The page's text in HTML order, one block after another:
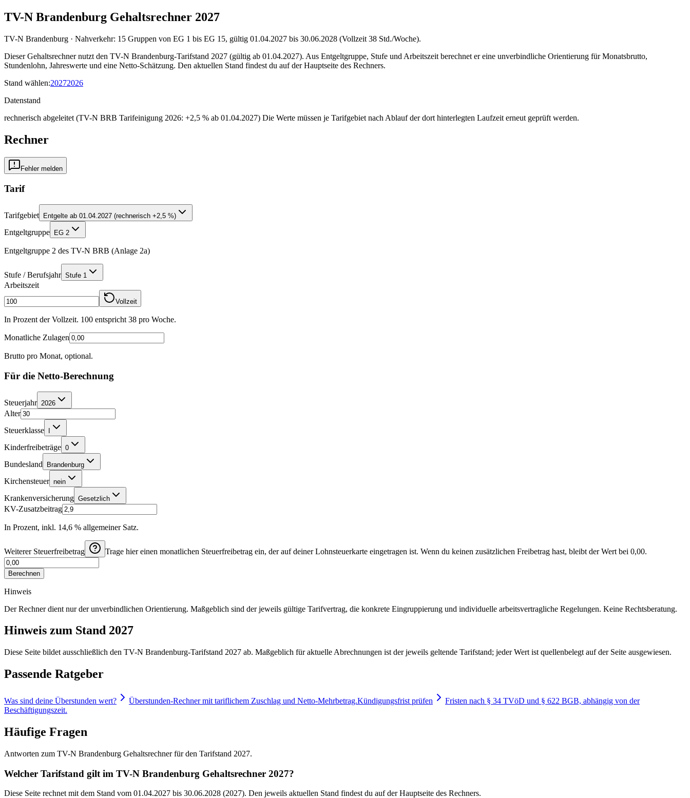
TV-N Brandenburg Gehaltsrechner 2027
TV-N Brandenburg · Nahverkehr: 15 Gruppen von EG 1 bis EG 15, gültig 01.04.2027 bis 30.06.2028 (Vollzeit 38 Std./Woche).
Dieser Gehaltsrechner nutzt den TV-N Brandenburg-Tarifstand 2027 (gültig ab 01.04.2027). Aus Entgeltgruppe, Stufe und Arbeitszeit berechnet er eine unverbindliche Orientierung für Monatsbrutto,
Stundenlohn, Jahreswerte und eine Netto-Schätzung. Den aktuellen Stand findest du auf der Hauptseite des Rechners.
Stand wählen:20272026
Datenstand
rechnerisch abgeleitet (TV-N BRB Tarifeinigung 2026: +2,5 % ab 01.04.2027) Die Werte müssen je Tarifgebiet nach Ablauf der dort hinterlegten Laufzeit erneut geprüft werden.
Rechner
Fehler melden
Tarif
Tarifgebiet Entgelte ab 01.04.2027 (rechnerisch +2,5 %)
Entgeltgruppe EG 2
Entgeltgruppe 2 des TV-N BRB (Anlage 2a)
Stufe / Berufsjahr Stufe 1
Arbeitszeit
Vollzeit
In Prozent der Vollzeit. 100 entspricht 38 pro Woche.
Monatliche Zulagen
Brutto pro Monat, optional.
Für die Netto-Berechnung
Steuerjahr 2026
Alter
Steuerklasse I
Kinderfreibeträge 0
Bundesland Brandenburg
Kirchensteuer nein
Krankenversicherung Gesetzlich
KV-Zusatzbeitrag
In Prozent, inkl. 14,6 % allgemeiner Satz.
Weiterer Steuerfreibetrag Trage hier einen monatlichen Steuerfreibetrag ein, der auf deiner Lohnsteuerkarte eingetragen ist. Wenn du keinen zusätzlichen Freibetrag hast, bleibt der Wert bei 0,00.
Berechnen
Hinweis
Der Rechner dient nur der unverbindlichen Orientierung. Maßgeblich sind der jeweils gültige Tarifvertrag, die konkrete Eingruppierung und individuelle arbeitsvertragliche Regelungen. Keine Rechtsberatung.
Hinweis zum Stand 2027
Diese Seite bildet ausschließlich den TV-N Brandenburg-Tarifstand 2027 ab. Maßgeblich für aktuelle Abrechnungen ist der jeweils geltende Tarifstand; jeder Wert ist quellenbelegt auf der Seite ausgewiesen.
Passende Ratgeber
Was sind deine Überstunden wert? Überstunden-Rechner mit tariflichem Zuschlag und Netto-Mehrbetrag.Kündigungsfrist prüfen
Fristen nach § 34 TVöD und § 622 BGB, abhängig von der
Beschäftigungszeit.
Häufige Fragen
Antworten zum TV-N Brandenburg Gehaltsrechner für den Tarifstand 2027.
Welcher Tarifstand gilt im TV-N Brandenburg Gehaltsrechner 2027?
Diese Seite rechnet mit dem Stand vom 01.04.2027 bis 30.06.2028 (2027). Den jeweils aktuellen Stand findest du auf der Hauptseite des Rechners.